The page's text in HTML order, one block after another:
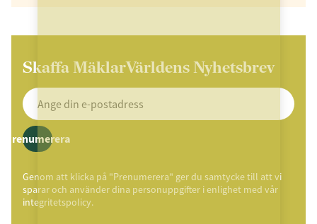
Skaffa MäklarVärldens Nyhetsbrev
Prenumerera
Genom att klicka på "Prenumerera" ger du samtycke till att vi
sparar och använder dina personuppgifter i enlighet med vår
integritetspolicy.